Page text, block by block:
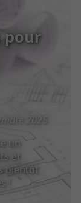
pour
2025
un
et
bientôt